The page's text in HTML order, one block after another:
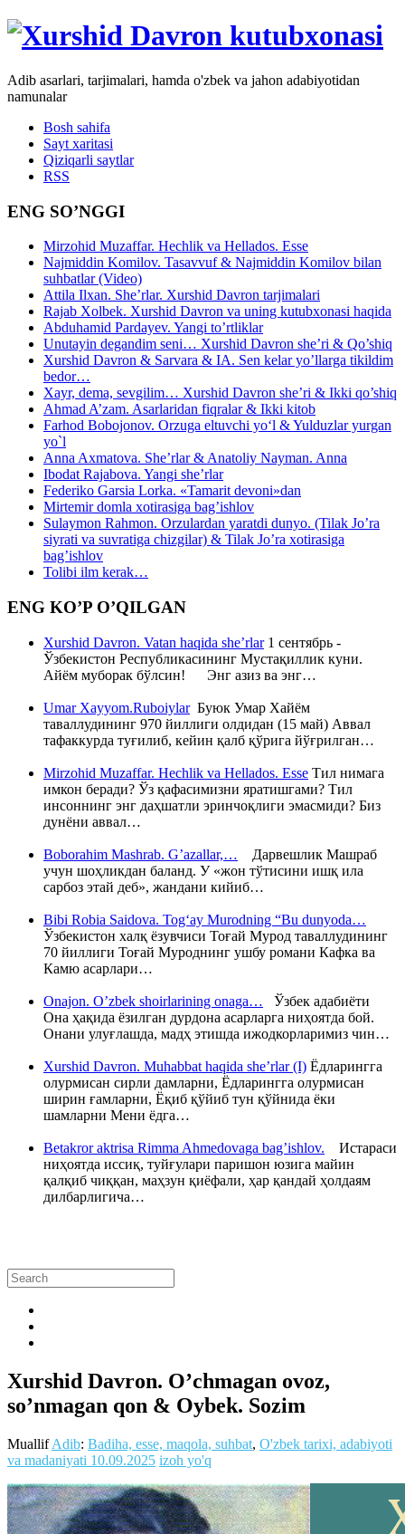
Adib asarlari, tarjimalari, hamda o'zbek va jahon adabiyotidan
namunalar
Bosh sahifa
Sayt xaritasi
Qiziqarli saytlar
RSS
ENG SO’NGGI
Mirzohid Muzaffar. Hechlik va Hellados. Esse
Najmiddin Komilov. Tasavvuf & Najmiddin Komilov bilan
suhbatlar (Video)
Attila Ilxan. She’rlar. Xurshid Davron tarjimalari
Rajab Xolbek. Xurshid Davron va uning kutubxonasi haqida
Abduhamid Pardayev. Yangi to’rtliklar
Unutayin degandim seni… Xurshid Davron she’ri & Qo’shiq
Xurshid Davron & Sarvara & IA. Sen kelar yo’llarga tikildim
bedor…
Xayr, dema, sevgilim… Xurshid Davron she’ri & Ikki qo’shiq
Ahmad A’zam. Asarlaridan fiqralar & Ikki kitob
Farhod Bobojonov. Orzuga eltuvchi yo‘l & Yulduzlar yurgan
yo`l
Anna Axmatova. She’rlar & Anatoliy Nayman. Anna
Ibodat Rajabova. Yangi she’rlar
Federiko Garsia Lorka. «Tamarit devoni»dan
Mirtemir domla xotirasiga bag’ishlov
Sulaymon Rahmon. Orzulardan yaratdi dunyo. (Tilak Jo’ra
siyrati va suvratiga chizgilar) & Tilak Jo’ra xotirasiga
bag’ishlov
Tolibi ilm kerak…
ENG KO’P O’QILGAN
Xurshid Davron. Vatan haqida she’rlar1 сентябрь -
Ўзбекистон Республикасининг Мустақиллик куни.
Айём муборак бўлсин! Энг азиз ва энг…
Umar Xayyom.RuboiylarБуюк Умар Хайём
таваллудининг 970 йиллиги олдидан (15 май) Аввал
тафаккурда туғилиб, кейин қалб қўрига йўғрилган…
Mirzohid Muzaffar. Hechlik va Hellados. Esse Тил нимага
имкон беради? Ўз қафасимизни яратишгами? Тил
инсоннинг энг даҳшатли эринчоқлиги эмасмиди? Биз
дунёни аввал…
Boborahim Mashrab. G’azallar,… Дарвешлик Машраб
учун шоҳликдан баланд. У «жон тўтисини ишқ ила
сарбоз этай деб», жандани кийиб…
Bibi Robia Saidova. Tog‘ay Murodning “Bu dunyoda…
Ўзбекистон халқ ёзувчиси Тоғай Мурод таваллудининг
70 йиллиги Тоғай Муроднинг ушбу романи Кафка ва
Камю асарлари…
Onajon. O’zbek shoirlarining onaga… Ўзбек адабиёти
Она ҳақида ёзилган дурдона асарларга ниҳоятда бой.
Онани улуғлашда, мадҳ этишда ижодкорларимиз чин…
Xurshid Davron. Muhabbat haqida she’rlar (I) Ёдларингга
олурмисан сирли дамларни, Ёдларингга олурмисан
ширин ғамларни, Ёқиб қўйиб тун қўйнида ёки
шамларни Мени ёдга…
Betakror aktrisa Rimma Ahmedovaga bag’ishlov. Истараси
ниҳоятда иссиқ, туйғулари паришон юзига майин
қалқиб чиққан, маҳзун қиёфали, ҳар қандай ҳолдаям
дилбарлигича…
Xurshid Davron. O’chmagan ovoz,
so’nmagan qon & Oybek. Sozim
MuallifAdib: Badiha, esse, maqola, suhbat, O'zbek tarixi, adabiyoti
va madaniyati 10.09.2025 izoh yo'q